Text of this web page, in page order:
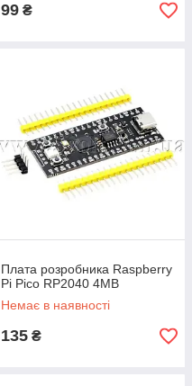
99 ₴
Плата розробника Raspberry
Pi Pico RP2040 4MB
Немає в наявності
135 ₴